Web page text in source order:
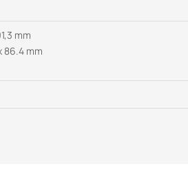
mm
86.4 mm